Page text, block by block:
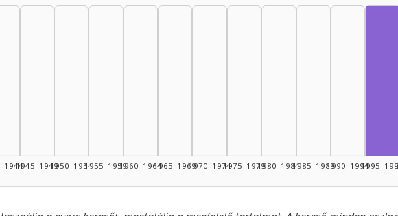
1945–19491950–19541955–19591960–19641965–19691970–19741975–19791980–19841985–19891990–1994